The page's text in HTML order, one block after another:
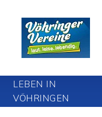
LEBEN IN
VÖHRINGEN